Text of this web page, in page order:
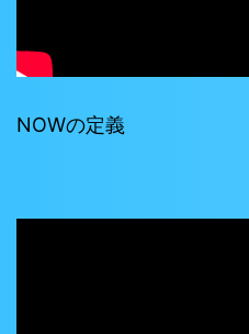
NOWの定義